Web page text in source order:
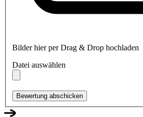
Bilder hier per Drag & Drop hochladen
Datei auswählen
Bewertung abschicken